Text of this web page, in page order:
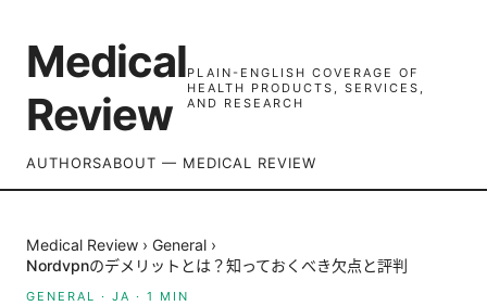
Medical
Review
PLAIN-ENGLISH COVERAGE OF
HEALTH PRODUCTS, SERVICES,
AND RESEARCH
AUTHORSABOUT — MEDICAL REVIEW
Medical Review › General ›
Nordvpnのデメリットとは？知っておくべき欠点と評判
GENERAL · JA · 1 MIN